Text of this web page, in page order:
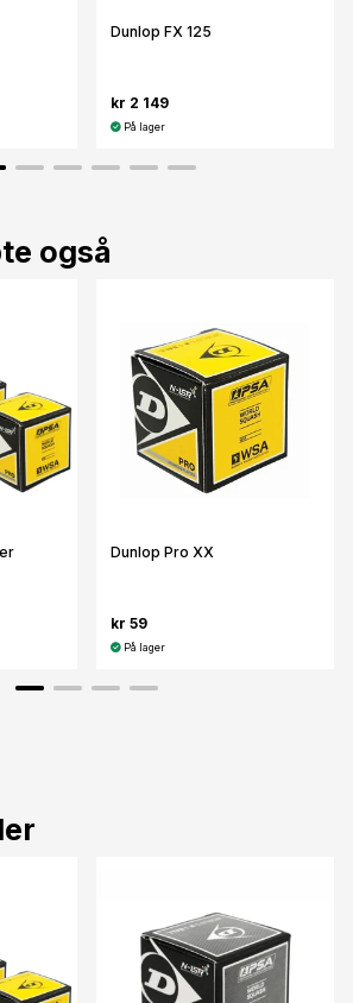
Dunlop FX 125
kr 2 149
På lager
også
Dunlop Pro XX
kr 59
På lager